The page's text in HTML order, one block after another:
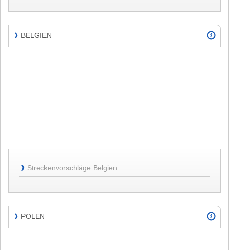
❱ BELGIEN
Streckenvorschläge
Belgien
❱ Streckenvorschläge Belgien
❱ POLEN